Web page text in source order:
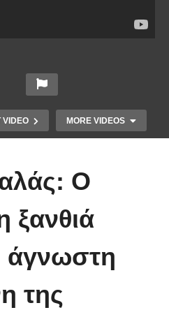
VIDEO MORE VIDEOS
συγκίνησε το
κορίτσι
Ο
ξανθιά
άγνωστη
της